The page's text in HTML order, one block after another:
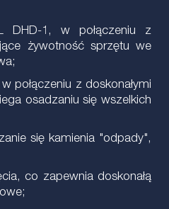
DHD-1, w połączeniu z
żywotność sprzętu we
połączeniu z doskonałymi
osadzaniu się wszelkich
się kamienia "odpady",
co zapewnia doskonałą